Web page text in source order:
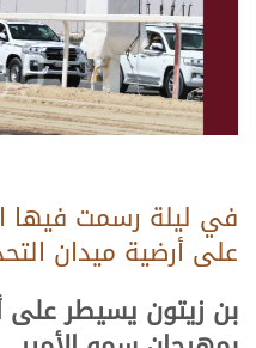
في ليلة رسمت فيها
على أرضية ميدان
بن زيتون يسيطر على